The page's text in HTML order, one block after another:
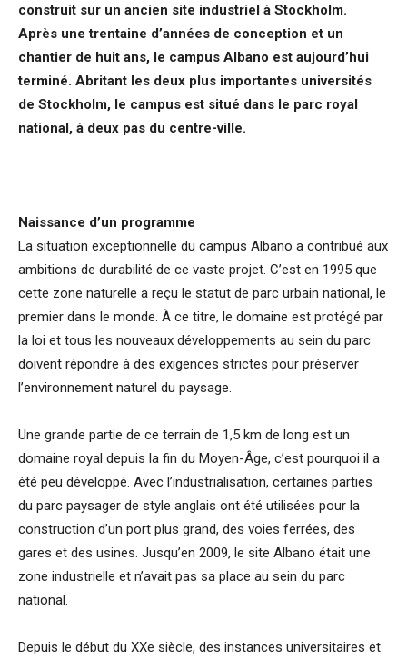
construit sur un ancien site industriel à Stockholm.
Après une trentaine d’années de conception et un
chantier de huit ans, le campus Albano est aujourd’hui
terminé. Abritant les deux plus importantes universités
de Stockholm, le campus est situé dans le parc royal
national, à deux pas du centre-ville.
Naissance d’un programme
La situation exceptionnelle du campus Albano a contribué aux
ambitions de durabilité de ce vaste projet. C’est en 1995 que
cette zone naturelle a reçu le statut de parc urbain national, le
premier dans le monde. À ce titre, le domaine est protégé par
la loi et tous les nouveaux développements au sein du parc
doivent répondre à des exigences strictes pour préserver
l’environnement naturel du paysage.
Une grande partie de ce terrain de 1,5 km de long est un
domaine royal depuis la fin du Moyen-Âge, c’est pourquoi il a
été peu développé. Avec l’industrialisation, certaines parties
du parc paysager de style anglais ont été utilisées pour la
construction d’un port plus grand, des voies ferrées, des
gares et des usines. Jusqu’en 2009, le site Albano était une
zone industrielle et n’avait pas sa place au sein du parc
national.
Depuis le début du XXe siècle, des instances universitaires et